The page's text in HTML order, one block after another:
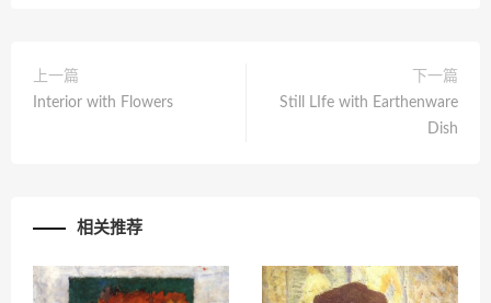
上一篇
Interior with Flowers
下一篇
Still LIfe with Earthenware
Dish
相关推荐